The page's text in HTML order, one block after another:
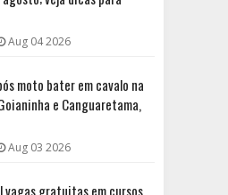
Aug 04 2026
moto bater em cavalo na
e Canguaretama,
Aug 03 2026
vagas gratuitas em cursos